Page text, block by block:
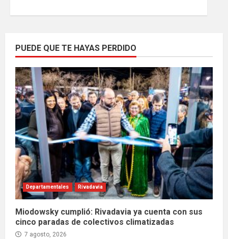
PUEDE QUE TE HAYAS PERDIDO
Departamentales Rivadavia
Miodowsky cumplió: Rivadavia ya cuenta con sus
cinco paradas de colectivos climatizadas
7 agosto, 2026